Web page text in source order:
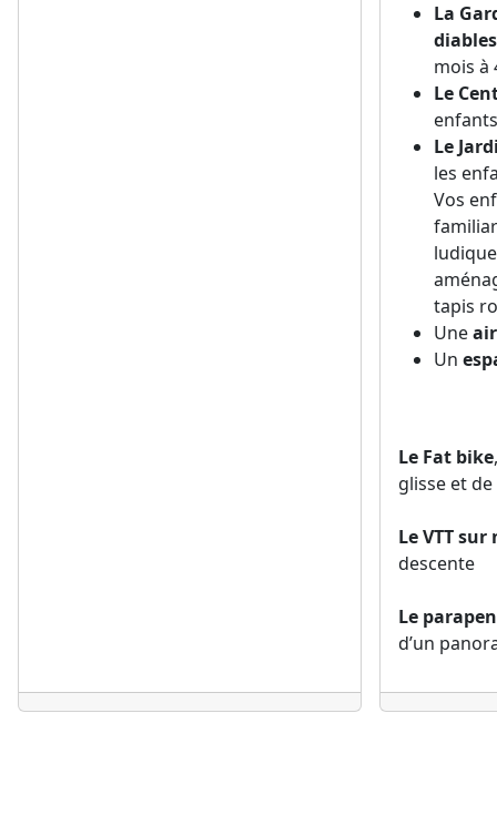
La
mois à
Le
Le
les
Vos
tapis
Une
Un
Le Fat bike
glisse et de
Le VTT sur
descente
Le
d’un